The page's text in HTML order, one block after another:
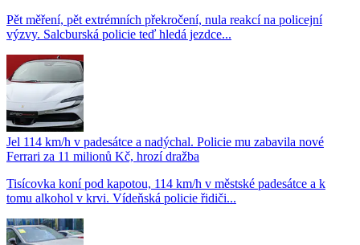
Pět měření, pět extrémních překročení, nula reakcí na policejní
výzvy. Salcburská policie teď hledá jezdce...
Jel 114 km/h v padesátce a nadýchal. Policie mu zabavila nové
Ferrari za 11 milionů Kč, hrozí dražba
Tisícovka koní pod kapotou, 114 km/h v městské padesátce a k
tomu alkohol v krvi. Vídeňská policie řidiči...